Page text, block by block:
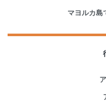
マヨルカ島